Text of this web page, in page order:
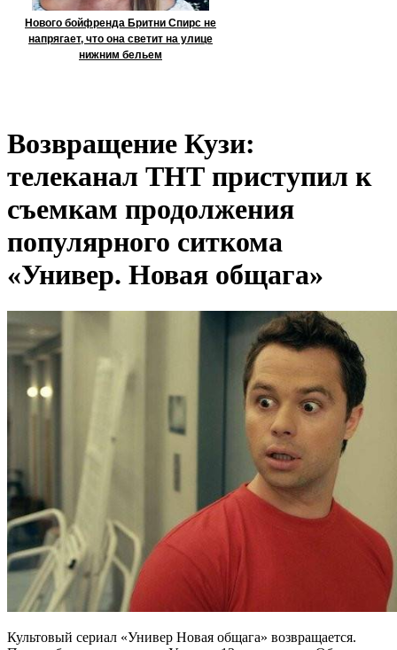
Нового бойфренда Бритни Спирс не
напрягает, что она светит на улице
нижним бельем
Возвращение Кузи:
телеканал ТНТ приступил к
съемкам продолжения
популярного ситкома
«Универ. Новая общага»
Культовый сериал «Универ Новая общага» возвращается.